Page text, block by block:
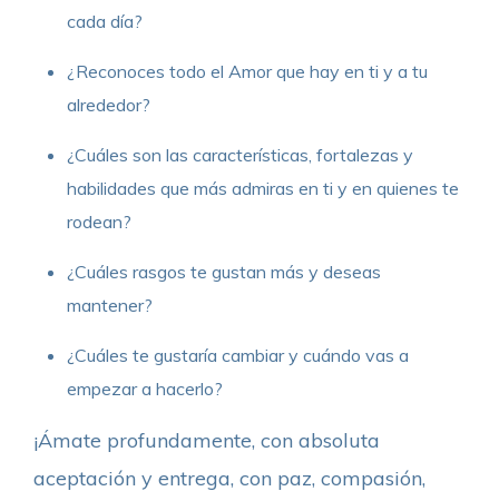
cada día?
¿Reconoces todo el Amor que hay en ti y a tu
alrededor?
¿Cuáles son las características, fortalezas y
habilidades que más admiras en ti y en quienes te
rodean?
¿Cuáles rasgos te gustan más y deseas
mantener?
¿Cuáles te gustaría cambiar y cuándo vas a
empezar a hacerlo?
¡Ámate profundamente, con absoluta
aceptación y entrega, con paz, compasión,